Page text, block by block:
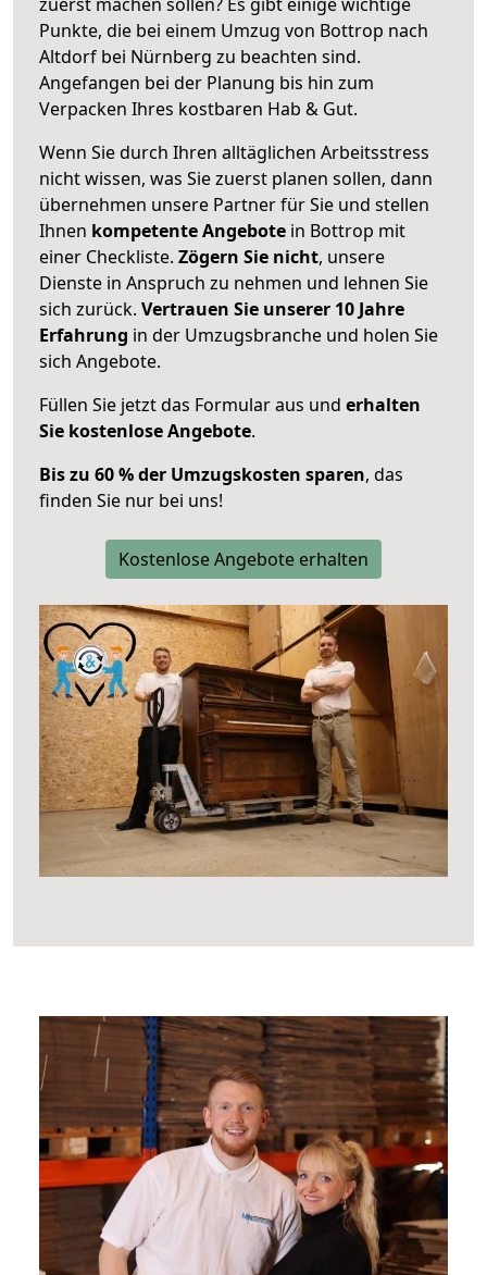
Punkte, die bei einem Umzug von Bottrop nach
Altdorf bei Nürnberg zu beachten sind.
Angefangen bei der Planung bis hin zum
Verpacken Ihres kostbaren Hab & Gut.
Wenn Sie durch Ihren alltäglichen Arbeitsstress
nicht wissen, was Sie zuerst planen sollen, dann
übernehmen unsere Partner für Sie und stellen
Ihnen kompetente Angebote in Bottrop mit
einer Checkliste. Zögern Sie nicht, unsere
Dienste in Anspruch zu nehmen und lehnen Sie
sich zurück. Vertrauen Sie unserer 10 Jahre
Erfahrung in der Umzugsbranche und holen Sie
sich Angebote.
Füllen Sie jetzt das Formular aus und erhalten
Sie kostenlose Angebote.
Bis zu 60 % der Umzugskosten sparen, das
finden Sie nur bei uns!
Kostenlose Angebote erhalten